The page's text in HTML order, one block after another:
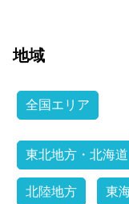
地域
全国エリア
東北地方・北海道
北陸地方 東